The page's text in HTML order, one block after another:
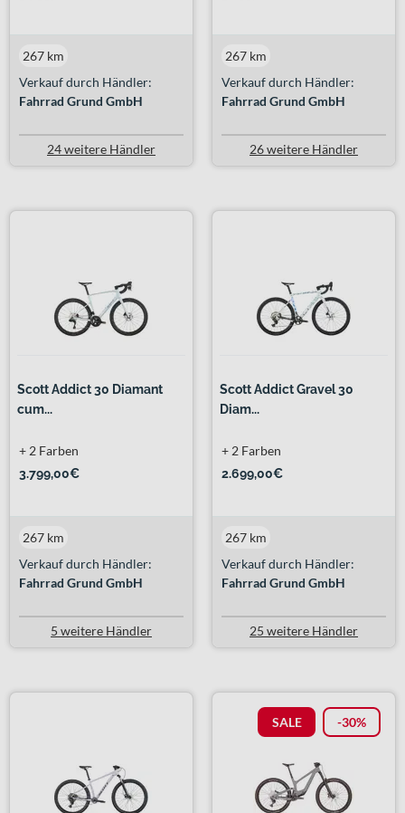
Verkauf durch Händler:
Fahrrad Grund GmbH
267 km
24 weitere Händler
Verkauf durch Händler:
Fahrrad Grund GmbH
267 km
26 weitere Händler
Scott Addict 30 Diamant
cum...
3.799,00€
+ 2 Farben
Verkauf durch Händler:
Fahrrad Grund GmbH
267 km
5 weitere Händler
Scott Addict Gravel 30
Diam...
2.699,00€
+ 2 Farben
Verkauf durch Händler:
Fahrrad Grund GmbH
267 km
25 weitere Händler
SALE -30%